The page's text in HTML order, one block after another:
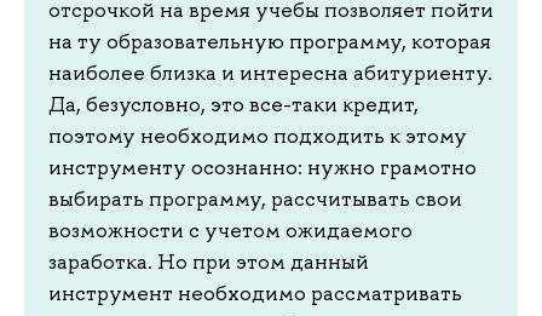
отсрочкой на время учебы позволяет пойти
на ту образовательную программу, которая
наиболее близка и интересна абитуриенту.
Да, безусловно, это все-таки кредит,
поэтому необходимо подходить к этому
инструменту осознанно: нужно грамотно
выбирать программу, рассчитывать свои
возможности с учетом ожидаемого
заработка. Но при этом данный
инструмент необходимо рассматривать